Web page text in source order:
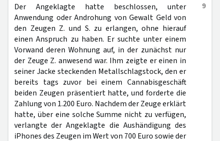
9
Der Angeklagte hatte beschlossen, unter
Anwendung oder Androhung von Gewalt Geld von
den Zeugen Z. und S. zu erlangen, ohne hierauf
einen Anspruch zu haben. Er suchte unter einem
Vorwand deren Wohnung auf, in der zunächst nur
der Zeuge Z. anwesend war. Ihm zeigte er einen in
seiner Jacke steckenden Metallschlagstock, den er
bereits tags zuvor bei einem Cannabisgeschäft
beiden Zeugen präsentiert hatte, und forderte die
Zahlung von 1.200 Euro. Nachdem der Zeuge erklärt
hatte, über eine solche Summe nicht zu verfügen,
verlangte der Angeklagte die Aushändigung des
iPhones des Zeugen im Wert von 700 Euro sowie der